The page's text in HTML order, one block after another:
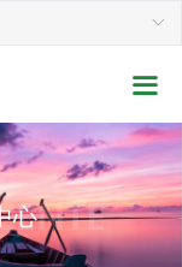
끀
ꀅ
心